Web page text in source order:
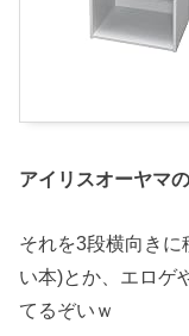
アイリスオーヤマ
それを3段横向き
い本)とか、エロゲ
てるぞいｗ